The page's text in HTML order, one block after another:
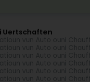
Uertschaften